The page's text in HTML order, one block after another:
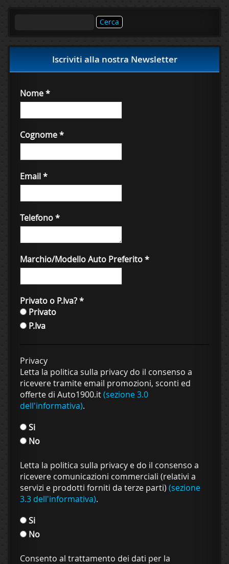
Iscriviti alla nostra Newsletter
Nome*
Cognome*
Email*
Telefono*
Marchio/Modello Auto Preferito*
Privato o P.Iva?*
Privato
P.Iva
Privacy
Letta la politica sulla privacy do il consenso a
ricevere tramite email promozioni, sconti ed
offerte di Auto1900.it(sezione 3.0
dell'informativa).
Si
No
Letta la politica sulla privacy e do il consenso a
ricevere comunicazioni commerciali (relativi a
servizi e prodotti forniti da terze parti) (sezione
3.3 dell'informativa).
Si
No
Consento al trattamento dei dati per la